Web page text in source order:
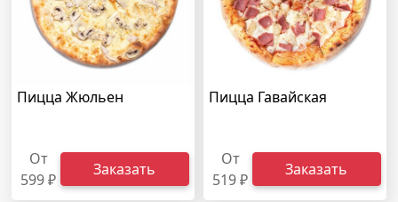
Пицца Жюльен
От
599 ₽
Заказать
Пицца Гавайская
От
519 ₽
Заказать